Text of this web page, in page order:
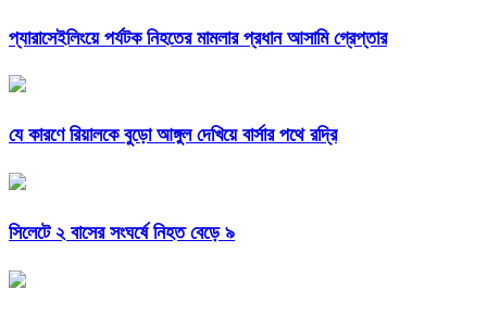
প্যারাসেইলিংয়ে পর্যটক নিহতের মামলার প্রধান আসামি গ্রেপ্তার
যে কারণে রিয়ালকে বুড়ো আঙ্গুল দেখিয়ে বার্সার পথে রদ্রি
সিলেটে ২ বাসের সংঘর্ষে নিহত বেড়ে ৯